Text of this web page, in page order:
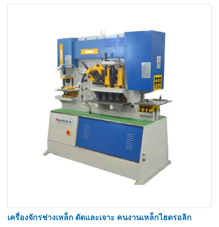
หลายขั้นตอนในเครื่องเดียว ช่างเหล็กจึงประหยัดเวลา
และเพิ่มประสิทธิภาพ ช่างเหล็กไฮดรอลิกสามารถเลือก
เครื่องมือได้หลายแบบที่เปลี่ยนได้อย่างรวดเร็ว ส่งผล
ให้ประหยัดเวลา แทนที่จะมีเครื่องจักรสามเครื่อง
สำหรับงานเฉพาะสามงาน ช่างเหล็กให้คุณทำ
กระบวนการทั้งหมดเหล่านี้ให้เสร็จสิ้นในที่เดียว นี้
สามารถสร้างพื้นที่อันมีค่ามากขึ้นในร้านขายของ
● ประหยัดค่าใช้จ่าย
ซื้อช่างเหล็กไฮดรอลิกหนึ่งคนถูกกว่าซื้อเครื่องจักรอื่น
สามารถประหยัดเงินได้เนื่องจากความต้องการพื้นที่
น้อยลง ความเร็วในการทำงานที่เร็วขึ้น และประโยชน์
เครื่องจักรช่างเหล็ก ดัดและเจาะ คนงานเหล็กไฮดรอลิก